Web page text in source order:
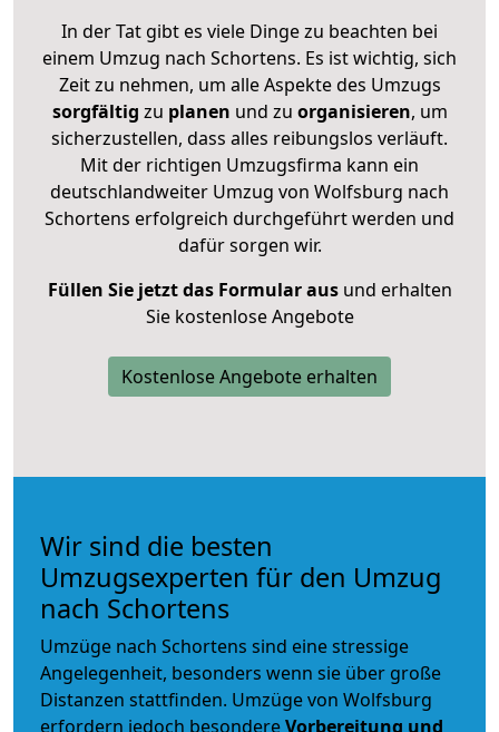
In der Tat gibt es viele Dinge zu beachten bei
einem Umzug nach Schortens. Es ist wichtig, sich
Zeit zu nehmen, um alle Aspekte des Umzugs
sorgfältig zu planen und zu organisieren, um
sicherzustellen, dass alles reibungslos verläuft.
Mit der richtigen Umzugsfirma kann ein
deutschlandweiter Umzug von Wolfsburg nach
Schortens erfolgreich durchgeführt werden und
dafür sorgen wir.
Füllen Sie jetzt das Formular ausund erhalten
Sie kostenlose Angebote
Kostenlose Angebote erhalten
Wir sind die besten
Umzugsexperten für den Umzug
nach Schortens
Umzüge nach Schortens sind eine stressige
Angelegenheit, besonders wenn sie über große
Distanzen stattfinden. Umzüge von Wolfsburg
erfordern jedoch besondereVorbereitung und